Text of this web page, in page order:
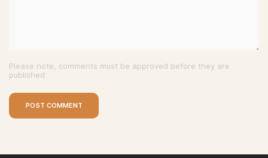
Please note, comments must be approved before they are
published
POST COMMENT